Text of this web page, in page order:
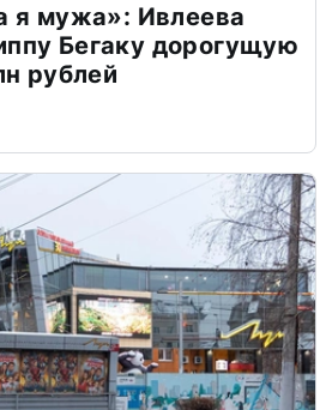
я мужа»: Ивлеева
Бегаку дорогущую
рублей